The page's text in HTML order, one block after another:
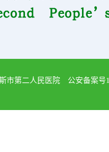
市第二人民医院 公安备案